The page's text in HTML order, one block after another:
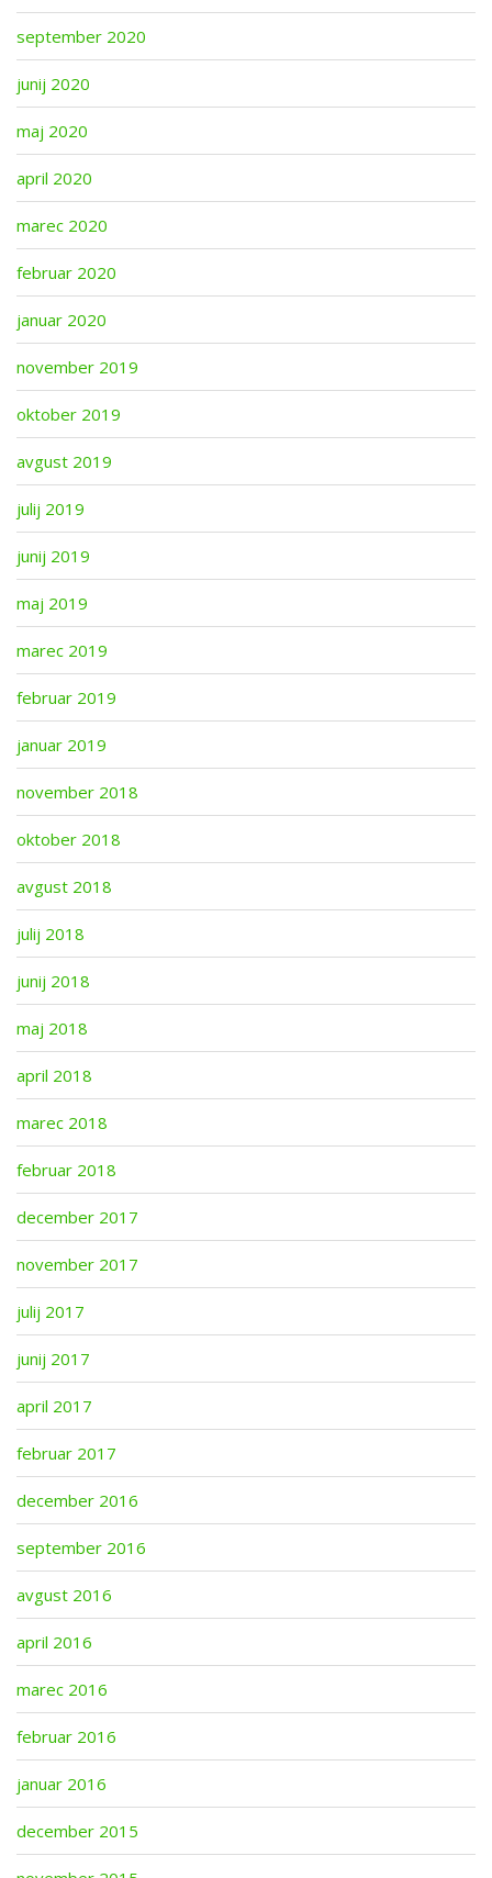
september 2020
junij 2020
maj 2020
april 2020
marec 2020
februar 2020
januar 2020
november 2019
oktober 2019
avgust 2019
julij 2019
junij 2019
maj 2019
marec 2019
februar 2019
januar 2019
november 2018
oktober 2018
avgust 2018
julij 2018
junij 2018
maj 2018
april 2018
marec 2018
februar 2018
december 2017
november 2017
julij 2017
junij 2017
april 2017
februar 2017
december 2016
september 2016
avgust 2016
april 2016
marec 2016
februar 2016
januar 2016
december 2015